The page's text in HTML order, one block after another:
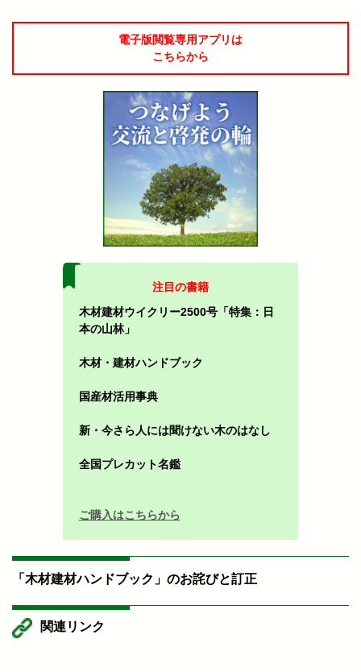
電子版閲覧専用アプリは
こちらから
注目の書籍
木材建材ウイクリー2500号「特集：日
本の山林」
木材・建材ハンドブック
国産材活用事典
新・今さら人には聞けない木のはなし
全国プレカット名鑑
ご購入はこちらから
「木材建材ハンドブック」のお詫びと訂正
関連リンク